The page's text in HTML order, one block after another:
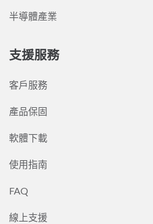
半導體產業
支援服務
客戶服務
產品保固
軟體下載
使用指南
FAQ
線上支援